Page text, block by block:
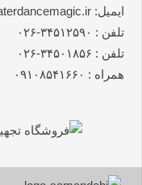
ایمیل: info@waterdancemagic.ir
تلفن : ۳۴۵۱۲۵۹۰-۰۲۶
تلفن : ۳۴۵۰۱۸۵۶-۰۲۶
همراه : ۰۹۱۰۸۵۴۱۶۶۰